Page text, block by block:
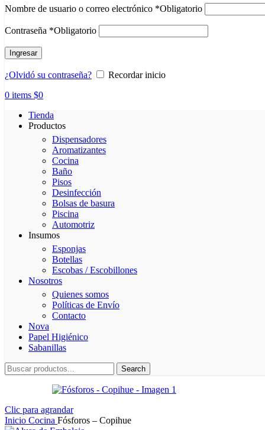
Nombre de usuario o correo electrónico *Obligatorio
Contraseña *Obligatorio
Ingresar
¿Olvidó su contraseña?
Recordar inicio
0 items $0
Tienda
Productos
Dispensadores
Aromatizantes
Cocina
Baño
Pisos
Desinfección
Bolsas de basura
Piscina
Automotriz
Insumos
Esponjas
Botellas
Escobas / Escobillones
Nosotros
Quienes somos
Políticas de Envío
Contacto
Nova
Papel Higiénico
Sabanillas
Search
Clic para agrandar
Inicio Cocina Fósforos – Copihue